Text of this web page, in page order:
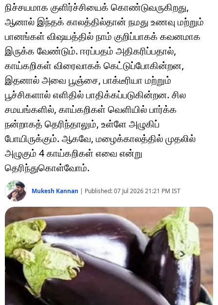
லைஃப்ஸ்டைல்
வணிகம்
டெக்னாலஜி
ஆன்மீகம்
வைரல்
ஹெஃல்த்
ஷார்ட் வீடியோஸ்
வலை கதைகள்
போட்டோ கேலரி
நிச்சயமாக குளிர்ச்சியைக் கொண்டுவருகிறது,
ஆனால் இந்தக் காலத்தில்தான் நமது உணவு மற்றும்
பானங்கள் விஷயத்தில் நாம் குறிப்பாகக் கவனமாக
இருக்க வேண்டும். ஈரப்பதம் அதிகரிப்பதால்,
காய்கறிகள் விரைவாகக் கெட்டுப்போகின்றன,
இதனால் அவை பூஞ்சை, பாக்டீரியா மற்றும்
பூச்சிகளால் எளிதில் பாதிக்கப்படுகின்றன. சில
சமயங்களில், காய்கறிகள் வெளியில் பார்க்க
நன்றாகத் தெரிந்தாலும், உள்ளே அழுகிப்
போயிருக்கும். ஆகவே, மழைக்காலத்தில் முதலில்
அழுகும் 4 காய்கறிகள் எவை என்று
தெரிந்துகொள்வோம்.
Mukesh Kannan | Published:07 Jul 2026 21:21 PM IST